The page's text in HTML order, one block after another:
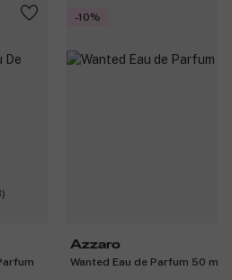
-10%
Azzaro
Wanted Eau de Parfum 50 ml